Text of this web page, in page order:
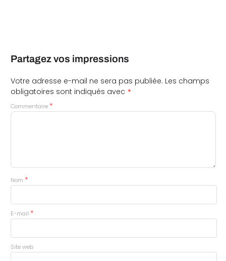
Partagez vos impressions
Votre adresse e-mail ne sera pas publiée. Les champs
obligatoires sont indiqués avec *
Commentaire *
Nom *
E-mail *
Site web